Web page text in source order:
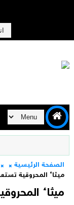
الصفحة الرئيسية
ميثاء المحروقية
ميثاء